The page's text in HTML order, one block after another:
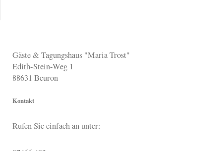
Gäste & Tagungshaus "Maria Trost"
Edith-Stein-Weg 1
88631 Beuron
Kontakt
Rufen Sie einfach an unter: